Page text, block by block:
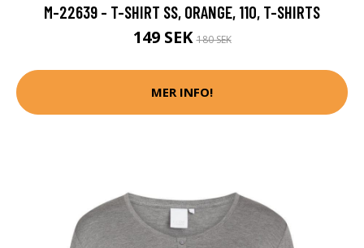
M-22639 - T-SHIRT SS, ORANGE, 110, T-SHIRTS
149 SEK180 SEK
MER INFO!